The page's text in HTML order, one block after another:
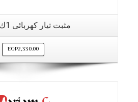
مثبت تيار كهربائى 1ك انالوج
EGP2,330.00